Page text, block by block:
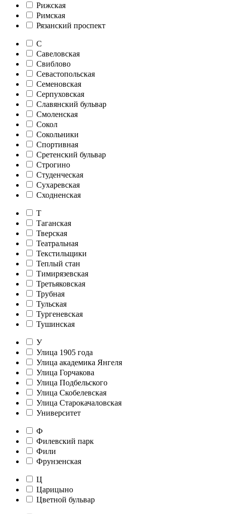
Рижская
Римская
Рязанский проспект
С
Савеловская
Свиблово
Севастопольская
Семеновская
Серпуховская
Славянский бульвар
Смоленская
Сокол
Сокольники
Спортивная
Сретенский бульвар
Строгино
Студенческая
Сухаревская
Сходненская
Т
Таганская
Тверская
Театральная
Текстильщики
Теплый стан
Тимирязевская
Третьяковская
Трубная
Тульская
Тургеневская
Тушинская
У
Улица 1905 года
Улица академика Янгеля
Улица Горчакова
Улица Подбельского
Улица Скобелевская
Улица Старокачаловская
Университет
Ф
Филевский парк
Фили
Фрунзенская
Ц
Царицыно
Цветной бульвар